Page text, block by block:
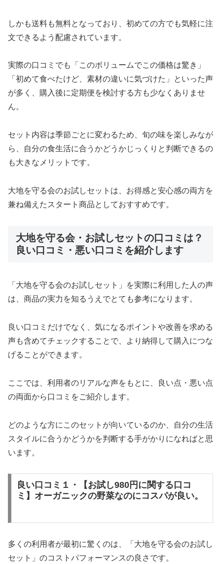
しかも送料も無料となっており、初めての方でも気軽に注
文できるよう配慮されています。
実際の口コミでも「このボリュームでこの価格は驚き」
「初めて食べたけど、素材の違いに気づけた」といった声
が多く、購入後に定期便を検討する方も少なくありませ
ん。
セット内容は季節ごとに変わるため、旬の味を楽しみなが
ら、自分の食生活に合うかどうかじっくりと判断できるの
も大きなメリットです。
大地を守る会のお試しセットは、お得感と安心感の両方を
兼ね備えたスタート商品としておすすめです。
大地を守る会・お試しセットの口コミは？
良い口コミ・悪い口コミを紹介します
「大地を守る会のお試しセット」を実際に利用した人の声
は、商品の実力を知るうえでとても参考になります。
良い口コミだけでなく、気になるポイントや改善を求める
声も含めてチェックすることで、より納得して購入につな
げることができます。
ここでは、利用者のリアルな声をもとに、良い点・悪い点
の両面から口コミをご紹介します。
どのような方にこのセットが向いているのか、自分の生活
スタイルに合うかどうかを判断する手がかりになればと思
います。
良い口コミ１・【お試し980円に関する口コ
ミ】オーガニックの野菜なのにコスパが良い。
多くの利用者が最初に驚くのは、「大地を守る会のお試し
セット」のコストパフォーマンスの良さです。